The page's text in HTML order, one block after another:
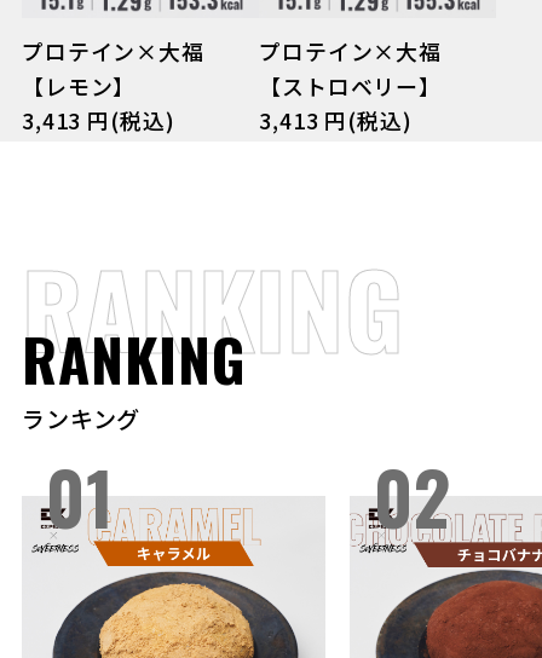
プロテイン×大福
【レモン】
3,413 円(税込)
プロテイン×大福
【ストロベリー】
3,413 円(税込)
RANKING
ランキング
RANKING
01 02